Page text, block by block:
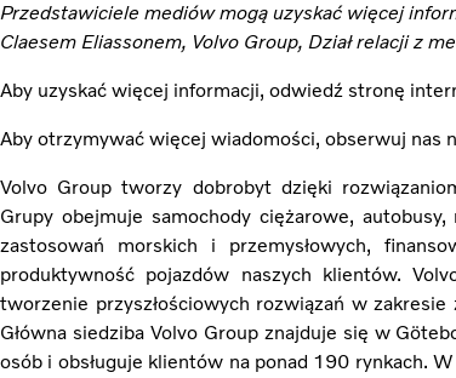
Przedstawiciele mediów mogą uzyskać więcej
Claesem Eliassonem, Volvo Group, Dział relacji z
Aby uzyskać więcej informacji, odwiedź stronę
Aby otrzymywać więcej wiadomości, obserwuj nas
Volvo Group tworzy dobrobyt dzięki
Grupy obejmuje samochody ciężarowe,
zastosowań morskich i przemysłowych,
produktywność pojazdów naszych klientów.
tworzenie przyszłościowych rozwiązań w
Główna siedziba Volvo Group znajduje się w
osób i obsługuje klientów na ponad 190 rynkach.